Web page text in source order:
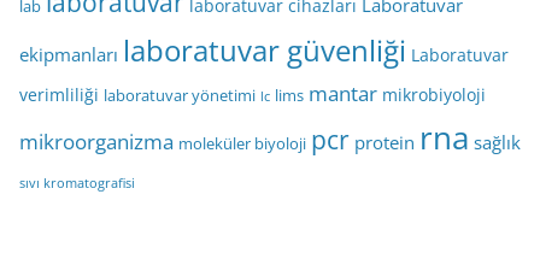
lab laboratuvar cihazları
ekipmanları laboratuvar güvenliği Laboratuvar
verimliliği laboratuvar yönetimi lc lims mantar mikrobiyoloji
mikroorganizma moleküler biyoloji pcr protein rna sağlık
sıvı kromatografisi